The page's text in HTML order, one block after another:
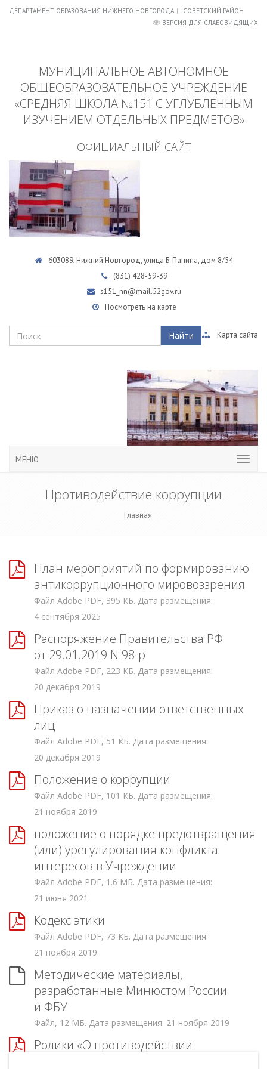
ДЕПАРТАМЕНТ ОБРАЗОВАНИЯ НИЖНЕГО НОВГОРОДА
СОВЕТСКИЙ РАЙОН
ВЕРСИЯ ДЛЯ СЛАБОВИДЯЩИХ
МУНИЦИПАЛЬНОЕ АВТОНОМНОЕ
ОБЩЕОБРАЗОВАТЕЛЬНОЕ УЧРЕЖДЕНИЕ
«СРЕДНЯЯ ШКОЛА №151 С УГЛУБЛЕННЫМ
ИЗУЧЕНИЕМ ОТДЕЛЬНЫХ ПРЕДМЕТОВ»
ОФИЦИАЛЬНЫЙ САЙТ
603089, Нижний Новгород, улица Б. Панина, дом 8/54
(831) 428-59-39
s151_nn@mail.52gov.ru
Посмотреть на карте
Карта сайта
Найти
МЕНЮ
Противодействие коррупции
Главная
План мероприятий по формированию
антикоррупционного мировоззрения
Файл Adobe PDF, 395 КБ. Дата размещения:
4 сентября 2025
Распоряжение Правительства РФ
от 29.01.2019 N 98-р
Файл Adobe PDF, 223 КБ. Дата размещения:
20 декабря 2019
Приказ о назначении ответственных
лиц
Файл Adobe PDF, 51 КБ. Дата размещения:
20 декабря 2019
Положение о коррупции
Файл Adobe PDF, 101 КБ. Дата размещения:
21 ноября 2019
положение о порядке предотвращения
(или) урегулирования конфликта
интересов в Учреждении
Файл Adobe PDF, 1.6 МБ. Дата размещения:
21 июня 2021
Кодекс этики
Файл Adobe PDF, 73 КБ. Дата размещения:
21 ноября 2019
Методические материалы,
разработанные Минюстом России
и ФБУ
Файл, 12 МБ. Дата размещения: 21 ноября 2019
Ролики «О противодействии